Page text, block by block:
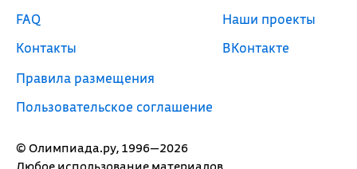
© Олимпиада.ру, 1996—2026
Любое использование материалов
FAQ
Контакты
Правила размещения
Пользовательское соглашение
Наши проекты
ВКонтакте